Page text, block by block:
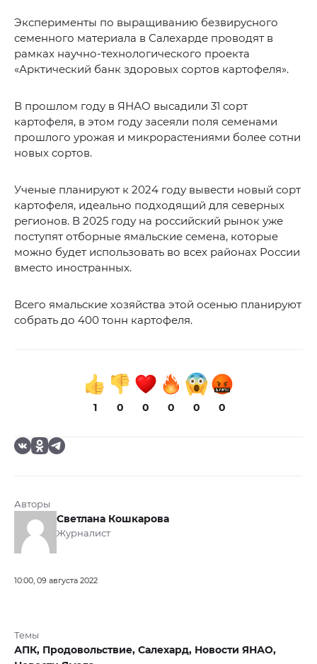
Эксперименты по выращиванию безвирусного
семенного материала в Салехарде проводят в
рамках научно-технологического проекта
«Арктический банк здоровых сортов картофеля».
В прошлом году в ЯНАО высадили 31 сорт
картофеля, в этом году засеяли поля семенами
прошлого урожая и микрорастениями более сотни
новых сортов.
Ученые планируют к 2024 году вывести новый сорт
картофеля, идеально подходящий для северных
регионов. В 2025 году на российский рынок уже
поступят отборные ямальские семена, которые
можно будет использовать во всех районах России
вместо иностранных.
Всего ямальские хозяйства этой осенью планируют
собрать до 400 тонн картофеля.
1 0 0 0 0 0
Авторы
Светлана Кошкарова
Журналист
10:00, 09 августа 2022
Темы
АПК, Продовольствие, Салехард, Новости ЯНАО,